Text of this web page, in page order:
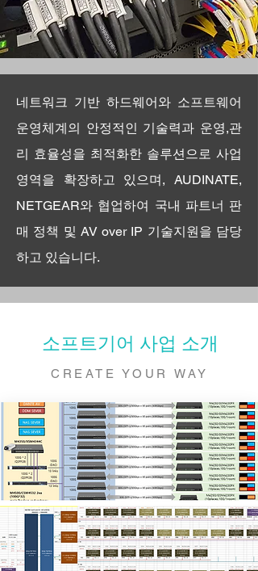
네트워크 기반 하드웨어와 소프트웨어
운영체계의 안정적인 기술력과 운영,관
리 효율성을 최적화한 솔루션으로 사업
영역을 확장하고 있으며, AUDINATE,
NETGEAR와 협업하여 국내 파트너 판
매 정책 및 AV over IP 기술지원을 담당
하고 있습니다.
소프트기어 사업 소개
CREATE YOUR WAY